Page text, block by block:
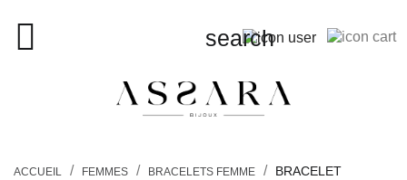
 search
close
ACCUEIL FEMMES BRACELETS FEMME
BRACELET